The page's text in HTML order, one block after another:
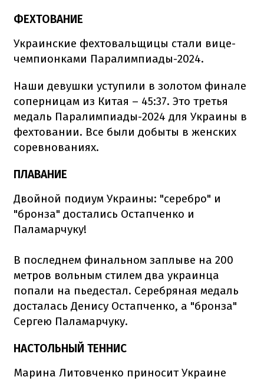
ФЕХТОВАНИЕ
Украинские фехтовальщицы стали вице-
чемпионками Паралимпиады-2024.
Наши девушки уступили в золотом финале
соперницам из Китая – 45:37. Это третья
медаль Паралимпиады-2024 для Украины в
фехтовании. Все были добыты в женских
соревнованиях.
ПЛАВАНИЕ
Двойной подиум Украины: "серебро" и
"бронза" достались Остапченко и
Паламарчуку!
В последнем финальном заплыве на 200
метров вольным стилем два украинца
попали на пьедестал. Серебряная медаль
досталась Денису Остапченко, а "бронза"
Сергею Паламарчуку.
НАСТОЛЬНЫЙ ТЕННИС
Марина Литовченко приносит Украине